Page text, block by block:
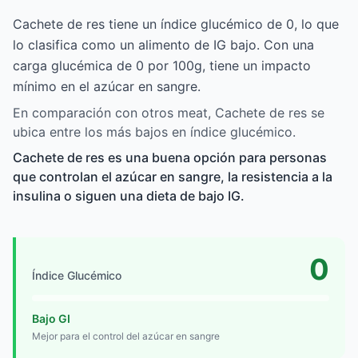
Cachete de res tiene un índice glucémico de 0, lo que
lo clasifica como un alimento de IG bajo. Con una
carga glucémica de 0 por 100g, tiene un impacto
mínimo en el azúcar en sangre.
En comparación con otros meat, Cachete de res se
ubica entre los más bajos en índice glucémico.
Cachete de res es una buena opción para personas
que controlan el azúcar en sangre, la resistencia a la
insulina o siguen una dieta de bajo IG.
Índice Glucémico 0
Bajo GI
Mejor para el control del azúcar en sangre